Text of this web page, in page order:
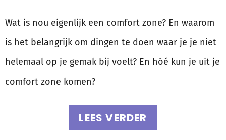
Wat is nou eigenlijk een comfort zone? En waarom
is het belangrijk om dingen te doen waar je je niet
helemaal op je gemak bij voelt? En hóé kun je uit je
comfort zone komen?
LEES VERDER